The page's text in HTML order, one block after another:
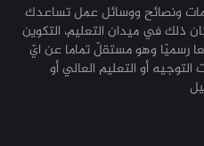
ونصائح ووسائل عمل تساعدك
ذلك في ميدان التعليم، التكوين
رسميّا وهو مستقلّ تماما عن ايّ
أو التعليم العالي أو